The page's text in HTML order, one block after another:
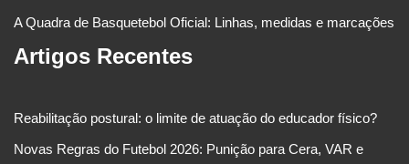
A Quadra de Basquetebol Oficial: Linhas, medidas e marcações
Artigos Recentes
Reabilitação postural: o limite de atuação do educador físico?
Novas Regras do Futebol 2026: Punição para Cera, VAR e